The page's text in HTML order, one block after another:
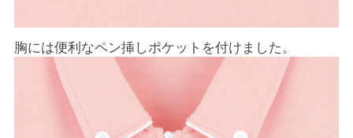
胸には便利なペン挿しポケットを付けました。